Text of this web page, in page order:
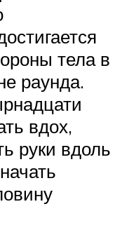
тела в
раунда.
вдох,
руки вдоль